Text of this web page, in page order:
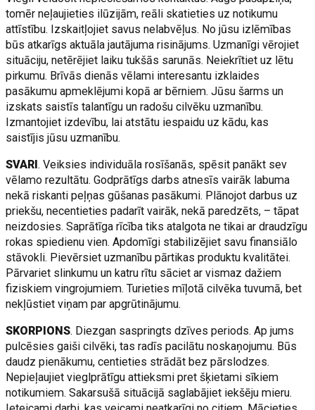
tomēr neļaujieties ilūzijām, reāli skatieties uz notikumu
attīstību. Izskaitļojiet savus nelabvēļus. No jūsu izlēmības
būs atkarīgs aktuāla jautājuma risinājums. Uzmanīgi vērojiet
situāciju, netērējiet laiku tukšās sarunās. Neiekrītiet uz lētu
pirkumu. Brīvās dienās vēlami interesantu izklaides
pasākumu apmeklējumi kopā ar bērniem. Jūsu šarms un
izskats saistīs talantīgu un radošu cilvēku uzmanību.
Izmantojiet izdevību, lai atstātu iespaidu uz kādu, kas
saistījis jūsu uzmanību.
SVARI. Veiksies individuāla rosīšanās, spēsit panākt sev
vēlamo rezultātu. Godprātīgs darbs atnesīs vairāk labuma
nekā riskanti peļņas gūšanas pasākumi. Plānojot darbus uz
priekšu, necentieties padarīt vairāk, nekā paredzēts, – tāpat
neizdosies. Saprātīga rīcība tiks atalgota ne tikai ar draudzīgu
rokas spiedienu vien. Apdomīgi stabilizējiet savu finansiālo
stāvokli. Pievērsiet uzmanību pārtikas produktu kvalitātei.
Pārvariet slinkumu un katru rītu sāciet ar vismaz dažiem
fiziskiem vingrojumiem. Turieties mīļotā cilvēka tuvumā, bet
nekļūstiet viņam par apgrūtinājumu.
SKORPIONS. Diezgan saspringts dzīves periods. Ap jums
pulcēsies gaiši cilvēki, tas radīs pacilātu noskaņojumu. Būs
daudz pienākumu, centieties strādāt bez pārslodzes.
Nepieļaujiet vieglprātīgu attieksmi pret šķietami sīkiem
notikumiem. Sakarsušā situācijā saglabājiet iekšēju mieru.